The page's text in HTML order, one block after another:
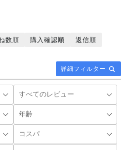
詳細フィルター
数順 購入確認順
返信順